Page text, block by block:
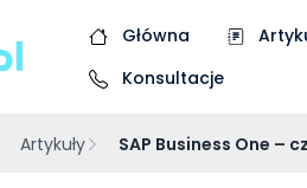
Główna
Konsultacje
Artykuły SAP Business One –